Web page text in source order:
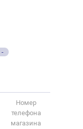
-
Номер
телефона
магазина